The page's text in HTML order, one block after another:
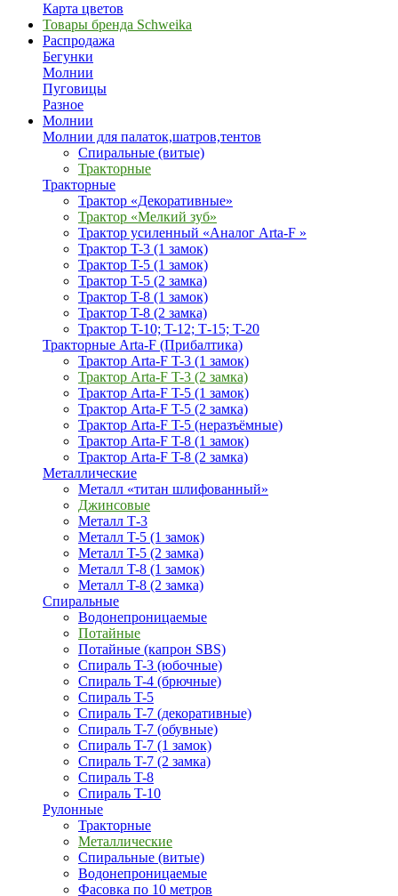
Карта цветов
Товары бренда Schweika
Распродажа
Бегунки
Молнии
Пуговицы
Разное
Молнии
Молнии для палаток,шатров,тентов
Спиральные (витые)
Тракторные
Тракторные
Трактор «Декоративные»
Трактор «Мелкий зуб»
Трактор усиленный «Аналог Arta-F »
Трактор T-3 (1 замок)
Трактор T-5 (1 замок)
Трактор T-5 (2 замка)
Трактор T-8 (1 замок)
Трактор T-8 (2 замка)
Трактор T-10; T-12; Т-15; T-20
Тракторные Arta-F (Прибалтика)
Трактор Arta-F T-3 (1 замок)
Трактор Arta-F T-3 (2 замка)
Трактор Arta-F T-5 (1 замок)
Трактор Arta-F T-5 (2 замка)
Трактор Arta-F T-5 (неразъёмные)
Трактор Arta-F T-8 (1 замок)
Трактор Arta-F T-8 (2 замка)
Металлические
Металл «титан шлифованный»
Джинсовые
Металл Т-3
Металл T-5 (1 замок)
Металл T-5 (2 замка)
Металл T-8 (1 замок)
Металл T-8 (2 замка)
Спиральные
Водонепроницаемые
Потайные
Потайные (капрон SBS)
Спираль T-3 (юбочные)
Спираль T-4 (брючные)
Спираль T-5
Спираль T-7 (декоративные)
Спираль T-7 (обувные)
Спираль T-7 (1 замок)
Спираль T-7 (2 замка)
Спираль T-8
Спираль T-10
Рулонные
Тракторные
Металлические
Спиральные (витые)
Водонепроницаемые
Фасовка по 10 метров